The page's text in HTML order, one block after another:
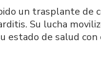
un trasplante de
Su lucha
estado de salud con